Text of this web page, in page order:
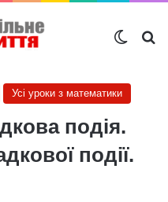
Усі уроки з математики
подія.
події.